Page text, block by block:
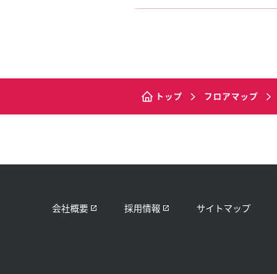
トップ フロアマップ
会社概要 採用情報 サイトマップ